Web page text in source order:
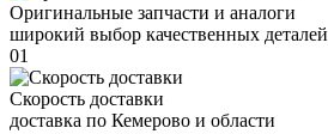
Оригинальные запчасти и аналоги
широкий выбор качественных деталей
01
Скорость доставки
доставка по Кемерово и области